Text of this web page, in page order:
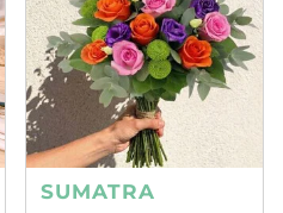
SUMATRA